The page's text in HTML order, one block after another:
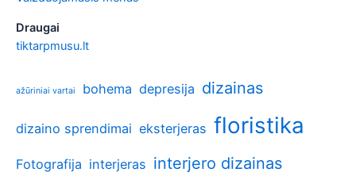
Draugai
tiktarpmusu.lt
ažūriniai vartai bohema depresija dizainas
dizaino sprendimai eksterjeras floristika
Fotografija interjeras interjero dizainas